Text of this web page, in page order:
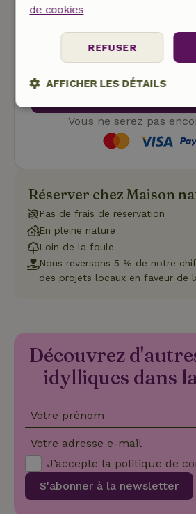
Vous ne serez pas
Réserver chez Maison
Pas de frais de réservation
En pleine nature
Loin de la foule
Nous reversons 5 % de notre
des projets locaux en faveur de
Découvrez
idylliques dans
Votre prénom
Votre adresse e-mail
S'abonner à la newsletter
J’accepte la politique de
de cookies
REFUSER
AFFICHER LES DÉTAILS
Strictement
nécessaires
Performance
Strictement nécessaires
fonctionnalités de base du site Web
peut pas être utilisé correctement sans
Fournisseur/
CookieScriptConsent